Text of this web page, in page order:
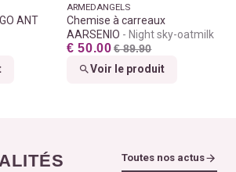
ANT
ARMEDANGELS
Chemise à carreaux
AARSENIO
Night sky-oatmilk
€ 50.00 € 89.90
Voir le produit
Toutes nos actus